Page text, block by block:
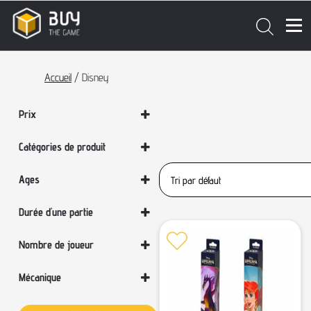
Accueil / Disney
Prix
Catégories de produit
Combats & Affrontements
Disney
Jeux de cartes | TCG
Jeux par catégories
Jeux par licences
Les derniers jeux !
Ages
Durée d'une partie
Nombre de joueur
Mécanique